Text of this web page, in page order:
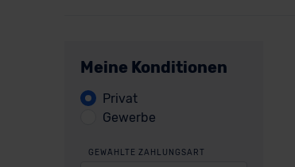
Meine Konditionen
Privat
Gewerbe
GEWÄHLTE ZAHLUNGSART